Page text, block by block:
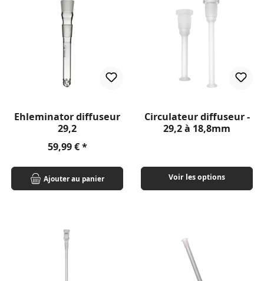
Ehleminator diffuseur
29,2
Prix régulier :
59,99 €
Ajouter au panier
Circulateur diffuseur -
29,2 à 18,8mm
Voir les options